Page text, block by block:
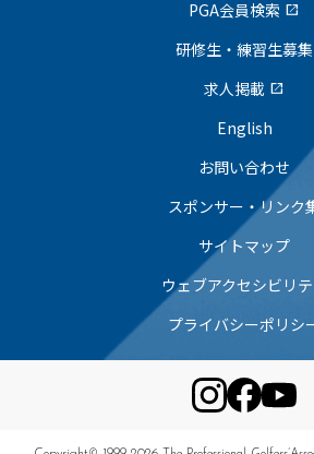
PGA会員検索 open_in_new
研修生・練習生募集
求人掲載 open_in_new
English
お問い合わせ
スポンサー・リンク
サイトマップ
ウェブアクセシビリテ
プライバシーポリシ